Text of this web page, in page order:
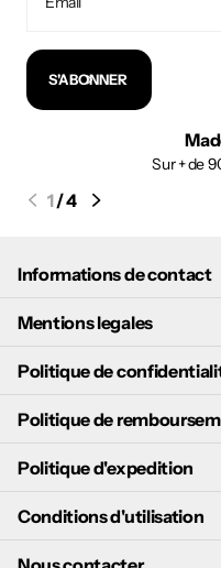
S'ABONNER
Sur + de
1/4
Informations de contact
Mentions legales
Politique de
Politique de
Politique d'expedition
Conditions d'utilisation